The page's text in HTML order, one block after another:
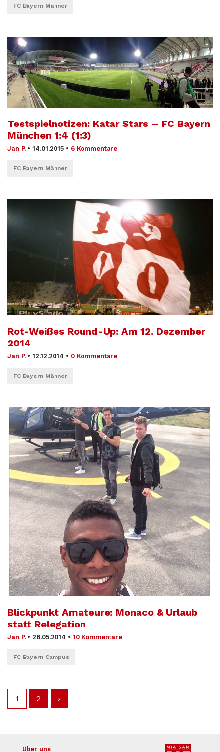
FC Bayern Männer
Testspielnotizen: Katar Stars – FC Bayern
München 1:4 (1:3)
Jan P. • 14.01.2015 • 6 Kommentare
FC Bayern Männer
Rot-Weißes Round-Up: Am 12. Dezember
2014
Jan P. • 12.12.2014 • 0 Kommentare
FC Bayern Männer
Blickpunkt Amateure: Monaco & Urlaub
statt Relegation
Jan P. • 26.05.2014 • 10 Kommentare
FC Bayern Campus
1 2 ›
Über uns